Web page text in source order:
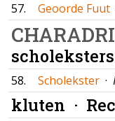
57.
Geoorde Fuut
58. Scholekster ·
kluten ·